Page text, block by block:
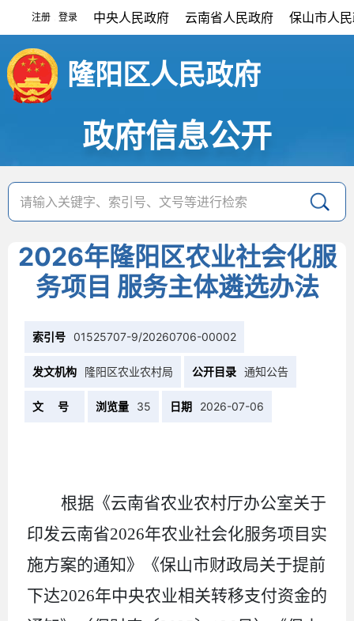
注册 登录 中央人民政府 云南省人民政府 保山市人
隆阳区人民政府
政府信息公开
2026年隆阳区农业社会化服
务项目 服务主体遴选办法
索引号 01525707-9/20260706-00002
发文机构 隆阳区农业农村局 公开目录 通知公告
文 号 浏览量 35 日期 2026-07-06
根据 《云南省农业农村厅办公室关于
印发云南省2026年农业社会化服务项目实
施方案的通知》
《保山市财政局关于提前
下达2026年中央农业相关转移支付资金的